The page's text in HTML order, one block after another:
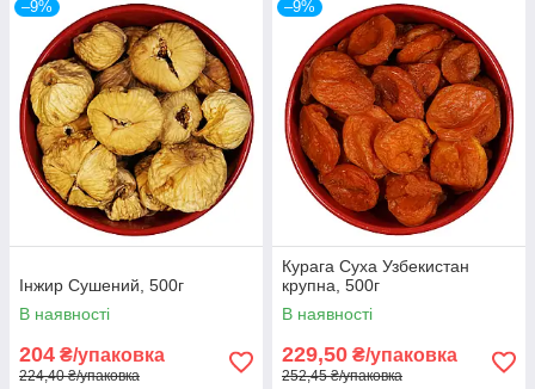
–9%
Інжир Сушений, 500г
В наявності
204 ₴/упаковка
224,40 ₴/упаковка
–9%
Курага Суха Узбекистан
крупна, 500г
В наявності
229,50 ₴/упаковка
252,45 ₴/упаковка